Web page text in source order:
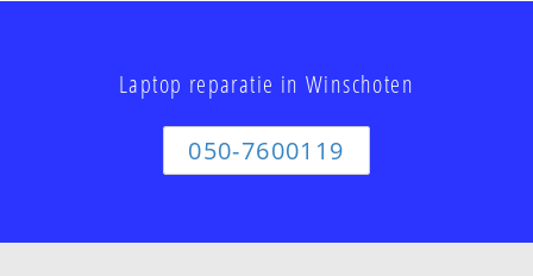
Laptop reparatie in Winschoten
050-7600119